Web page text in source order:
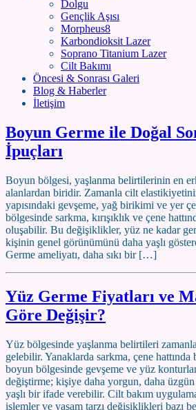
Dolgu
Gençlik Aşısı
Morpheus8
Karbondioksit Lazer
Soprano Titanium Lazer
Cilt Bakımı
Öncesi & Sonrası Galeri
Blog & Haberler
İletişim
Boyun Germe ile Doğal
İpuçları
Boyun bölgesi, yaşlanma belirtilerinin en
alanlardan biridir. Zamanla cilt
yapısındaki gevşeme, yağ birikimi ve yer
bölgesinde sarkma, kırışıklık ve çene
oluşabilir. Bu değişiklikler, yüz ne kadar
kişinin genel görünümünü daha yaşlı
Germe ameliyatı, daha sıkı bir […]
Yüz Germe Fiyatları ve
Göre Değişir?
Yüz bölgesinde yaşlanma belirtileri
gelebilir. Yanaklarda sarkma, çene hattında
boyun bölgesinde gevşeme ve yüz
değiştirme; kişiye daha yorgun, daha
yaşlı bir ifade verebilir. Cilt bakım
işlemler ve yaşam tarzı değişiklikleri bazı